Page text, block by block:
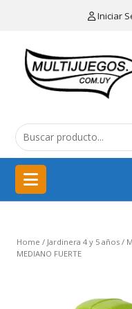
Iniciar
MENÚ
de
cocina
China
importación
Educativos
Home / Jardinera 4 y 5 años /
MEDIANO FUERTE